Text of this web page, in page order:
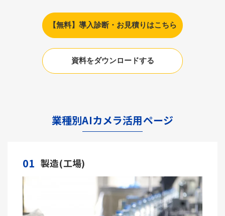
【無料】導入診断・お見積りはこちら
資料をダウンロードする
業種別AIカメラ活用ページ
01 製造(工場)